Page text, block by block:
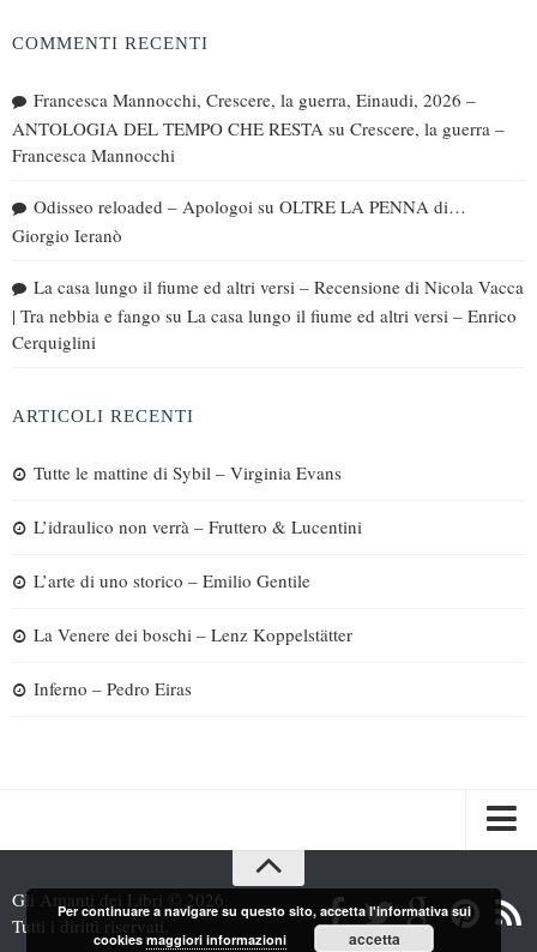
COMMENTI RECENTI
Francesca Mannocchi, Crescere, la guerra, Einaudi, 2026 –
ANTOLOGIA DEL TEMPO CHE RESTA su Crescere, la guerra –
Francesca Mannocchi
Odisseo reloaded – Apologoi su OLTRE LA PENNA di…
Giorgio Ieranò
La casa lungo il fiume ed altri versi – Recensione di Nicola Vacca
| Tra nebbia e fango su La casa lungo il fiume ed altri versi – Enrico
Cerquiglini
ARTICOLI RECENTI
Tutte le mattine di Sybil – Virginia Evans
L’idraulico non verrà – Fruttero & Lucentini
L’arte di uno storico – Emilio Gentile
La Venere dei boschi – Lenz Koppelstätter
Inferno – Pedro Eiras
Recensioni
Gli Amanti dei Libri © 2026.
Tutti i diritti riservati.
Per continuare a navigare su questo sito, accetta l'informativa sui
cookiesmaggiori informazioni accetta